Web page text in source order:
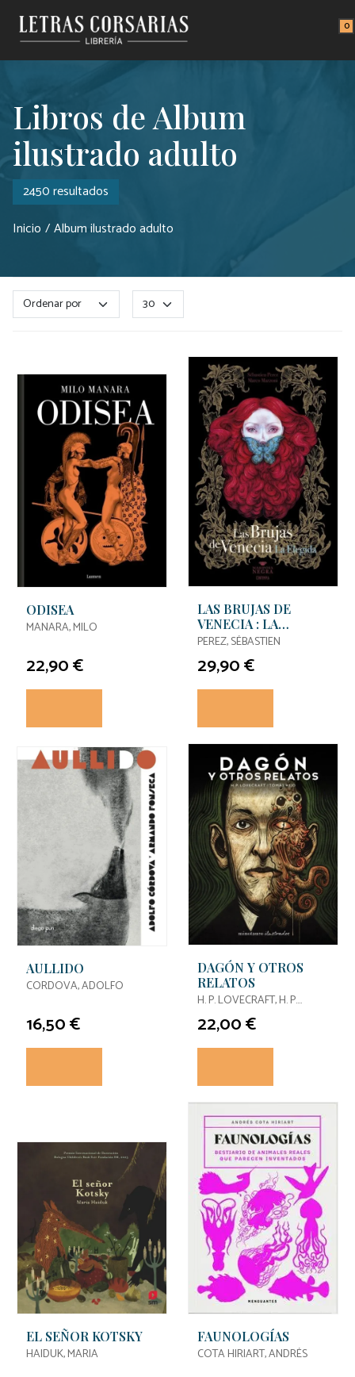
0
Libros de Album
ilustrado adulto
2450 resultados
Inicio
Album ilustrado adulto
ODISEA
MANARA, MILO
22,90 €
LAS BRUJAS DE
VENECIA : LA
ELEGIDA
PEREZ, SÉBASTIEN
29,90 €
AULLIDO
CORDOVA, ADOLFO
16,50 €
DAGÓN Y OTROS
RELATOS
H. P. LOVECRAFT, H. P.
22,00 €
EL SEÑOR KOTSKY
HAIDUK, MARIA
FAUNOLOGÍAS
COTA HIRIART, ANDRÉS